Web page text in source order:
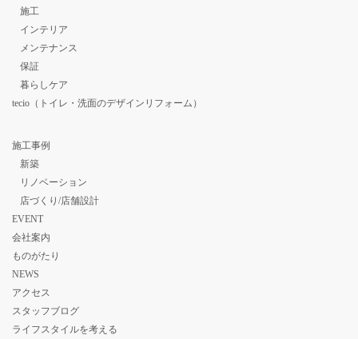
施工
インテリア
メンテナンス
保証
暮らしケア
tecio（トイレ・洗面のデザインリフォーム）
施工事例
新築
リノベーション
店づくり/店舗設計
EVENT
会社案内
ものがたり
NEWS
アクセス
スタッフブログ
ライフスタイルを考える